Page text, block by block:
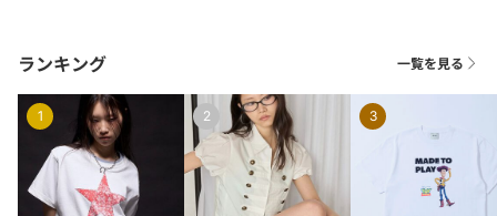
ランキング 一覧を見る
1 2 3